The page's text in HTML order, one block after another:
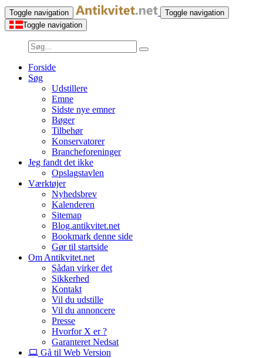
Toggle navigation
Toggle navigation
Toggle navigation
Forside
Søg
Udstillere
Emne
Sidste nye emner
Bøger
Tilbehør
Konservatorer
Brancheforeninger
Jeg fandt det ikke
Opslagstavlen
Værktøjer
Nyhedsbrev
Kalenderen
Sitemap
Blog.antikvitet.net
Bookmark denne side
Gør til startside
Om Antikvitet.net
Sådan virker det
Sikkerhed
Kontakt
Vil du udstille
Vil du annoncere
Presse
Hvorfor X er ?
Garanteret Nedsat
Gå til Web Version